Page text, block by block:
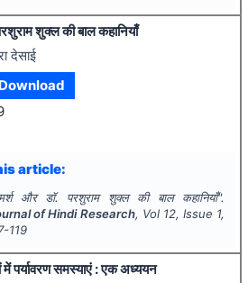
शुक्ल की बाल कहानियाँ
देसाई
Download
article:
और डॉ. परशुराम शुक्ल की बाल कहानियाँ".
of Hindi Research, Vol 12, Issue 1,
119
पर्यावरण समस्याएं : एक अध्ययन